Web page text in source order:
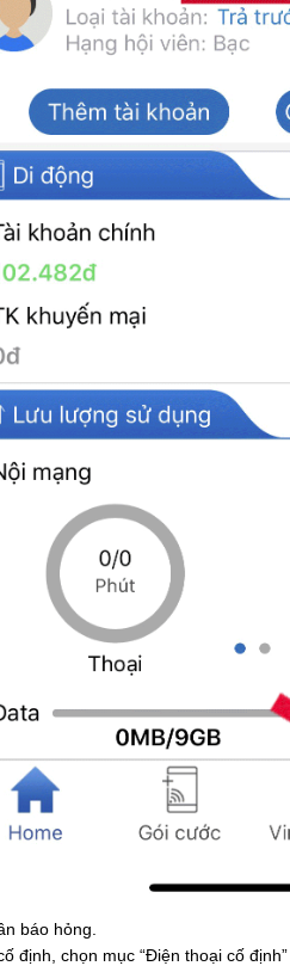
báo hỏng.
định, chọn mục “Điện thoại cố định”